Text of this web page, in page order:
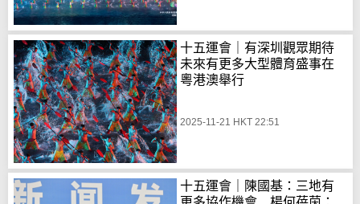
十五運會｜有深圳觀眾期待
未來有更多大型體育盛事在
粵港澳舉行
2025-11-21 HKT 22:51
十五運會｜陳國基：三地有